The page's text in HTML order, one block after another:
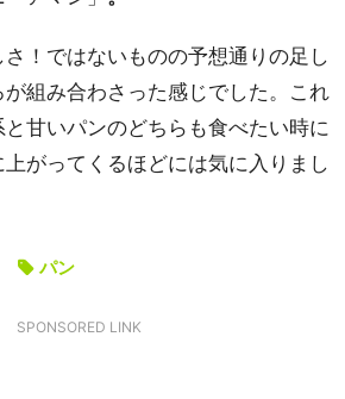
！ではないものの予想通りの足し
組み合わさった感じでした。これ
甘いパンのどちらも食べたい時に
がってくるほどには気に入りまし
パン
SPONSORED LINK